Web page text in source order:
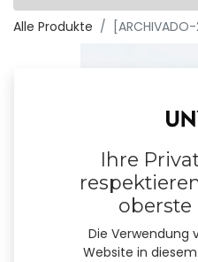
Alle Produkte
Ihre
oberste
Die Verwendung
Website in